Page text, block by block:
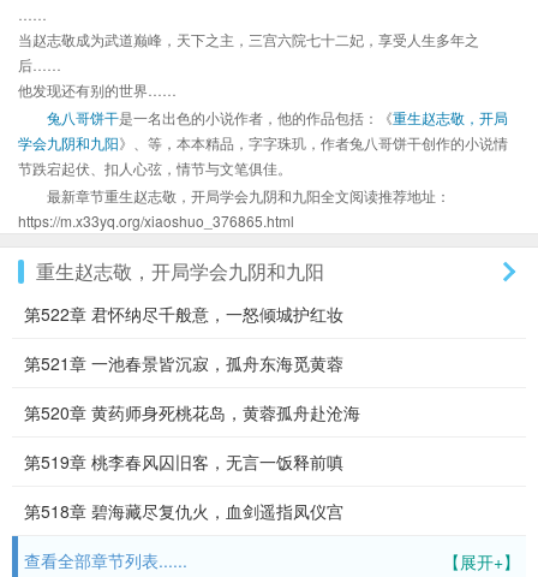
当赵志敬成为武道巅峰，天下之主，三宫六院七十二妃，享受人生多年之
后……
他发现还有别的世界……
兔八哥饼干是一名出色的小说作者，他的作品包括：《重生赵志敬，开局
学会九阴和九阳》、等，本本精品，字字珠玑，作者兔八哥饼干创作的小说情
节跌宕起伏、扣人心弦，情节与文笔俱佳。
最新章节重生赵志敬，开局学会九阴和九阳全文阅读推荐地址：
https://m.x33yq.org/xiaoshuo_376865.html
重生赵志敬，开局学会九阴和九阳
第522章 君怀纳尽千般意，一怒倾城护红妆
第521章 一池春景皆沉寂，孤舟东海觅黄蓉
第520章 黄药师身死桃花岛，黄蓉孤舟赴沧海
第519章 桃李春风囚旧客，无言一饭释前嗔
第518章 碧海藏尽复仇火，血剑遥指凤仪宫
【展开+】
查看全部章节列表......